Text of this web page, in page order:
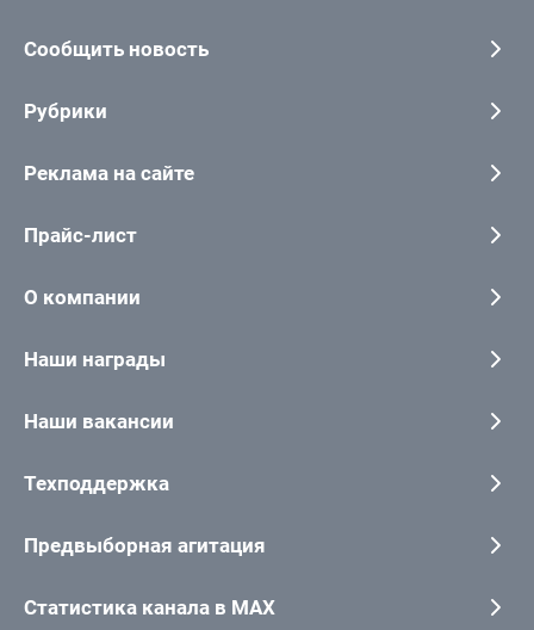
Сообщить новость
Рубрики
Реклама на сайте
Прайс-лист
О компании
Наши награды
Наши вакансии
Техподдержка
Предвыборная агитация
Статистика канала в MAX